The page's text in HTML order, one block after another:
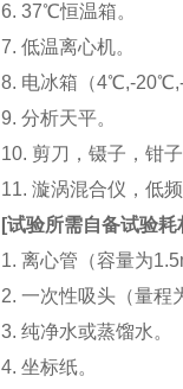
6. 37℃恒温箱。
7. 低温离心机。
8. 电冰箱（4℃,-
9. 分析天平。
10. 剪刀，镊子，钳子
11. 漩涡混合仪，低
[试验所需自备试验耗
1. 离心管（容量为
2. 一次性吸头（量程
3. 纯净水或蒸馏水。
4. 坐标纸。